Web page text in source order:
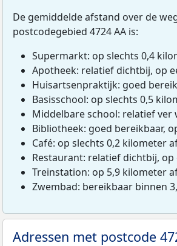
De gemiddelde afstand over de
postcodegebied 4724 AA is:
Supermarkt: op slechts 0,4
Apotheek: relatief dichtbij, op
Huisartsenpraktijk: goed
Basisschool: op slechts 0,5
Middelbare school: relatief ver
Bibliotheek: goed bereikbaar,
Café: op slechts 0,2 kilometer
Restaurant: relatief dichtbij,
Treinstation: op 5,9 kilometer
Zwembad: bereikbaar binnen
Adressen met postcode